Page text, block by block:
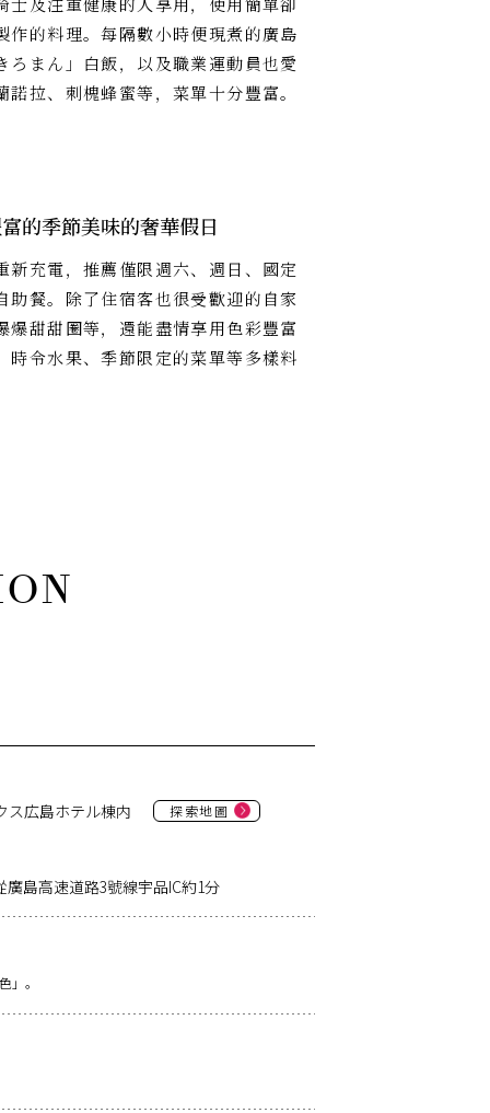
作的料理。每隔數小時便現煮的廣島
ろまん」白飯，以及職業運動員也愛
諾拉、刺槐蜂蜜等，菜單十分豐富。
的季節美味的奢華假日
新充電，推薦僅限週六、週日、國定
助餐。除了住宿客也很受歡迎的自家
爆甜甜圈等，還能盡情享用色彩豐富
時令水果、季節限定的菜單等多樣料
ス広島ホテル棟内 探索地圖
島高速道路3號線宇品IC約1分
」。